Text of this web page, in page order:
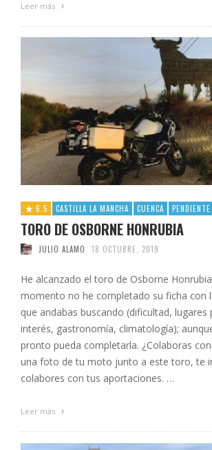
Leer más
6.5 CASTILLA LA MANCHA CUENCA PENDIENTE
TORO DE OSBORNE HONRUBIA
JULIO ALAMO 18 OCTUBRE, 2019
He alcanzado el toro de Osborne
momento no he completado su ficha con
que andabas buscando (dificultad, lugares
interés, gastronomía, climatología);
pronto pueda completarla. ¿Colaboras
una foto de tu moto junto a este toro, te
colabores con tus aportaciones. …
Leer más